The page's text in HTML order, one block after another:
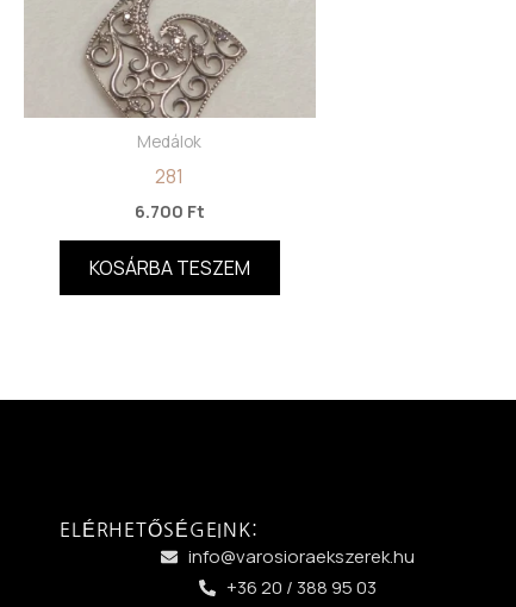
Medálok
281
6.700 Ft
KOSÁRBA TESZEM
ELÉRHETŐSÉGEINK:
info@varosioraekszerek.hu
+36 20 / 388 95 03